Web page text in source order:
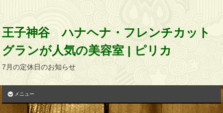
王子神谷 ハナヘナ・フレンチカット
グランが人気の美容室 | ピリカ
7月の定休日のお知らせ
メニュー